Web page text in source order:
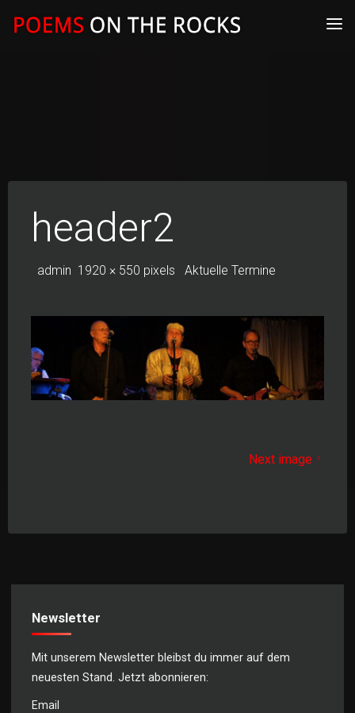
header2
admin Full
1920 × 550 pixels Aktuelle Termine
Next image
Newsletter
Mit unserem Newsletter bleibst du immer auf dem
neuesten Stand. Jetzt abonnieren:
Email